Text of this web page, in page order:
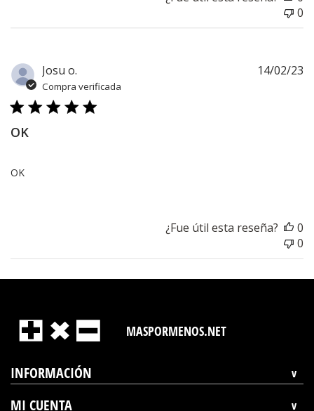
0
Josu o.
Compra verificada
OK
OK
14/02/23
¿Fue útil esta reseña?
0
0
MASPORMENOS.NET
INFORMACIÓN
MI CUENTA